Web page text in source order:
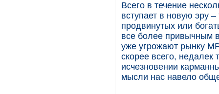
Всего в течение
вступает в новую эру
продвинутых или
все более привычным
уже угрожают рынку
скорее всего, недалек
исчезновении
мысли нас навело